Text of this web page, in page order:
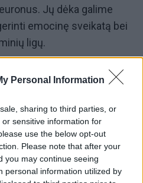
Personal Information
sharing to third parties, or
sensitive information for
use the below opt-out
Please note that after your
you may continue seeing
personal information utilized by
Jų dėka galime
emocinę sveikatą bei
ligų.
atitolina senatvinę
jog fizinis aktyvumas
renkamės, tuo mūsų